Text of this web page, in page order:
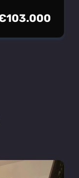
103.000